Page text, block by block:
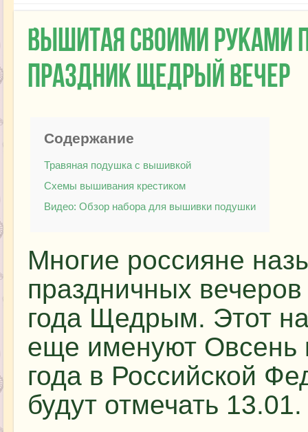
Вышитая своими руками
праздник Щедрый вечер
Содержание
Травяная подушка с вышивкой
Схемы вышивания крестиком
Видео: Обзор набора для вышивки подушки
Многие россияне
праздничных
года Щедрым. Этот
еще именуют Овсень
года в Российской
будут отмечать 13.01.